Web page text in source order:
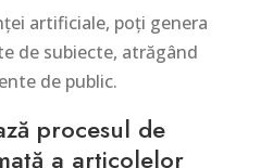
artificiale, poți genera
de subiecte, atrăgând
de public.
procesul de
a articolelor